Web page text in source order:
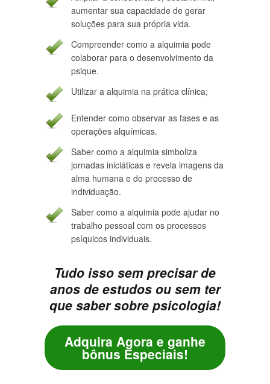
aumentar sua capacidade de gerar
soluções para sua própria vida.
Compreender como a alquimia pode
colaborar para o desenvolvimento da
psique.
Utilizar a alquimia na prática clínica;
Entender como observar as fases e as
operações alquímicas.
Saber como a alquimia simboliza
jornadas iniciáticas e revela imagens da
alma humana e do processo de
individuação.
Saber como a alquimia pode ajudar no
trabalho pessoal com os processos
psíquicos individuais.
Tudo isso sem precisar de
anos de estudos ou sem ter
que saber sobre psicologia!
Adquira Agora e ganhe
bônus Especiais!